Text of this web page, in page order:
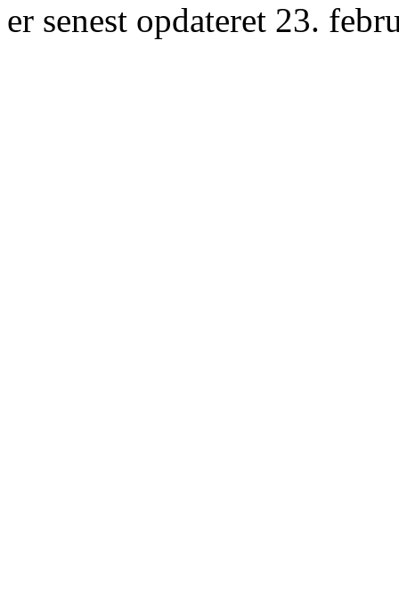
er senest opdateret 23.